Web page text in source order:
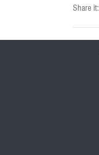
Share it: